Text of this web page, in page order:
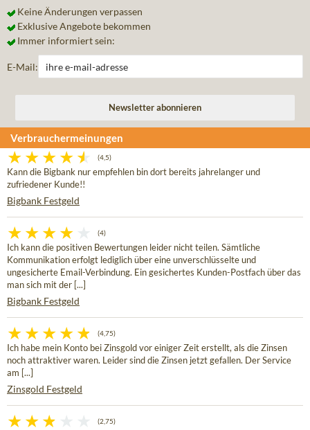
Keine Änderungen verpassen
Exklusive Angebote bekommen
Immer informiert sein:
E-Mail:
Verbrauchermeinungen
(4,5)
Kann die Bigbank nur empfehlen bin dort bereits jahrelanger und
zufriedener Kunde!!
Bigbank Festgeld
(4)
Ich kann die positiven Bewertungen leider nicht teilen. Sämtliche
Kommunikation erfolgt lediglich über eine unverschlüsselte und
ungesicherte Email-Verbindung. Ein gesichertes Kunden-Postfach über das
man sich mit der [...]
Bigbank Festgeld
(4,75)
Ich habe mein Konto bei Zinsgold vor einiger Zeit erstellt, als die Zinsen
noch attraktiver waren. Leider sind die Zinsen jetzt gefallen. Der Service
am [...]
Zinsgold Festgeld
(2,75)